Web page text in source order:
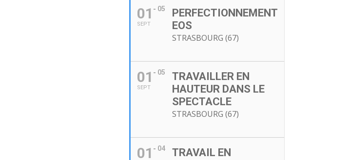
01
SEPT
05
PERFECTIONNEMENT
EOS
STRASBOURG (67)
01
SEPT
05
TRAVAILLER EN
HAUTEUR DANS LE
SPECTACLE
STRASBOURG (67)
01 04
TRAVAIL EN